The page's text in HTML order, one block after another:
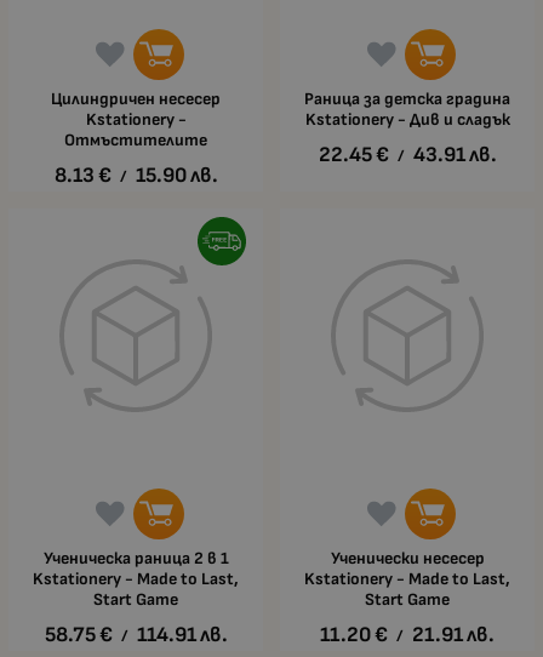
Цилиндричен несесер
Kstationery -
Отмъстителите
8.13€ / 15.90лв.
Раница за детска градина
Kstationery - Див и сладък
22.45€ / 43.91лв.
Ученическа раница 2 в 1
Kstationery - Made to Last,
Start Game
58.75€ / 114.91лв.
Ученически несесер
Kstationery - Made to Last,
Start Game
11.20€ / 21.91лв.